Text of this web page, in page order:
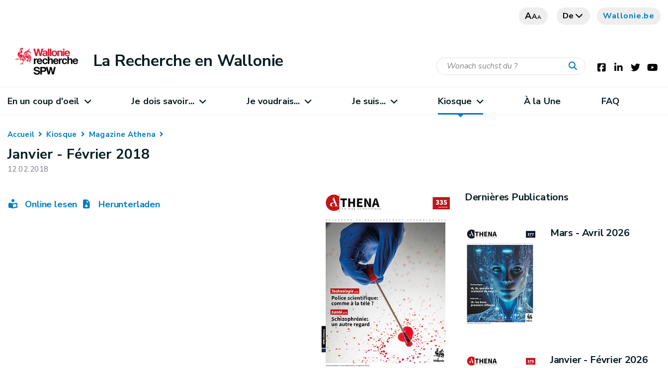
AAA De Wallonie.be
La Recherche en Wallonie
En un coup d'oeil Je dois savoir... Je voudrais... Je suis... Kiosque À la Une FAQ
Accueil Kiosque Magazine Athena
Janvier - Février 2018
12.02.2018
Online lesen Herunterladen
Dernières Publications
Mars - Avril 2026
Janvier - Février 2026